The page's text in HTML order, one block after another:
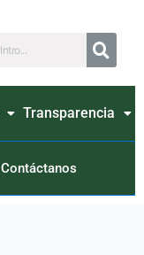
Transparencia
Contáctanos